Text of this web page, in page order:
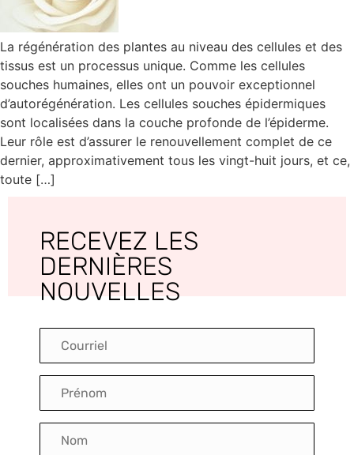
La régénération des plantes au niveau des cellules et des
tissus est un processus unique. Comme les cellules
souches humaines, elles ont un pouvoir exceptionnel
d’autorégénération. Les cellules souches épidermiques
sont localisées dans la couche profonde de l’épiderme.
Leur rôle est d’assurer le renouvellement complet de ce
dernier, approximativement tous les vingt-huit jours, et ce,
toute […]
RECEVEZ LES
DERNIÈRES
NOUVELLES